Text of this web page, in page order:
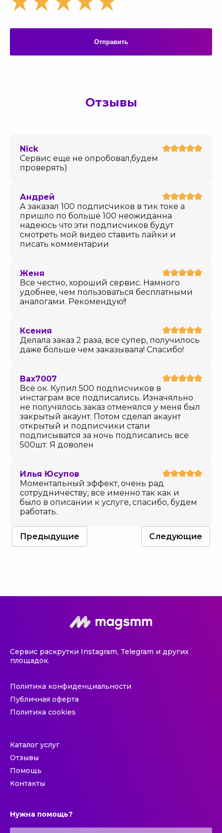
Отправить
Отзывы
Nick
Сервис еще не опробовал,будем
проверять)
Андрей
А заказал 100 подписчиков в тик токе а
пришло по больше 100 неожиданна
надеюсь что эти подписчиков будут
смотреть мой видео ставить лайки и
писать комментарии
Женя
Все честно, хороший сервис. Намного
удобнее, чем пользоваться бесплатными
аналогами. Рекомендую!!
Ксения
Делала заказ 2 раза, все супер, получилось
даже больше чем заказывала! Спасибо!
Bax7007
Всё ок. Купил 500 подписчиков в
инстаграм все подписались. Изначяльно
не получялось заказ отменялся у меня был
закрытый акаунт. Потом сделал акаунт
открытый и подписчики стали
подписыватся за ночь подписались все
500шт. Я доволен
Илья Юсупов
Моментальный эффект, очень рад
сотрудничеству, все именно так как и
было в описании к услуге, спасибо, будем
работать.
Предыдущие Следующие
Сервис раскрутки Instagram, Telegram и других
площадок.
Политика конфиденциальности
Публичная оферта
Политика cookies
Каталог услуг
Отзывы
Помощь
Контакты
Нужна помощь?